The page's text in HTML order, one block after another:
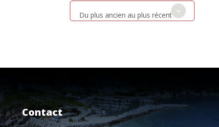
Du plus ancien au plus récent
Contact